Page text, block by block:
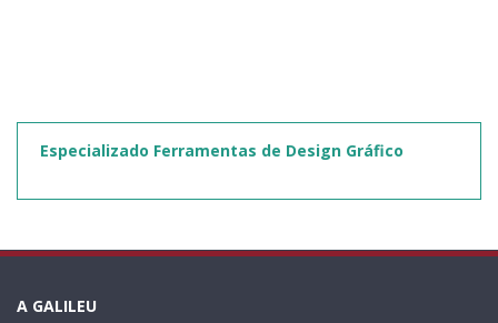
Especializado Ferramentas de Design Gráfico
A GALILEU